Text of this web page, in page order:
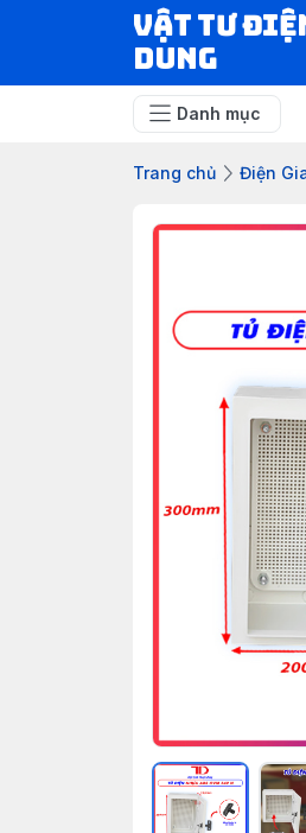
VẬT TƯ
DUNG
Danh mục
Trang chủ Điện